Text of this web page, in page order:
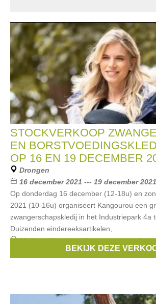
STOCKVERKOOP
EN
OP 16 EN 19 DECEMBER
Drongen
16 december 2021 --- 19 december 2021
Op donderdag 16 december (12-18u) en
2021 (10-16u) organiseert Kangourou een
zwangerschapskledij in het Industriepark 4a
Duizenden eindereeksartikelen,
Merken:Noppies,Un ventre pour deux
, ...BEKIJK DEZE